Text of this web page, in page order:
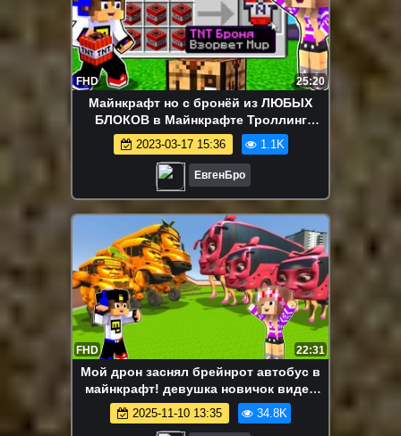
FHD 25:20
Майнкрафт но с бронёй из ЛЮБЫХ
БЛОКОВ в Майнкрафте Троллинг
Ловушка Minecraft
2023-03-17 15:36 1.1K
ЕвгенБро
FHD 22:31
Мой дрон заснял брейнрот автобус в
майнкрафт! девушка новичок видео
minecraft
2025-11-10 13:35 34.8K